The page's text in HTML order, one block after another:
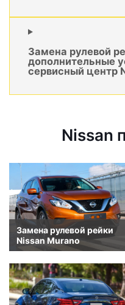
Замена рулевой
дополнительные
сервисный центр
Nissan
Замена рулевой рейки
Nissan Murano